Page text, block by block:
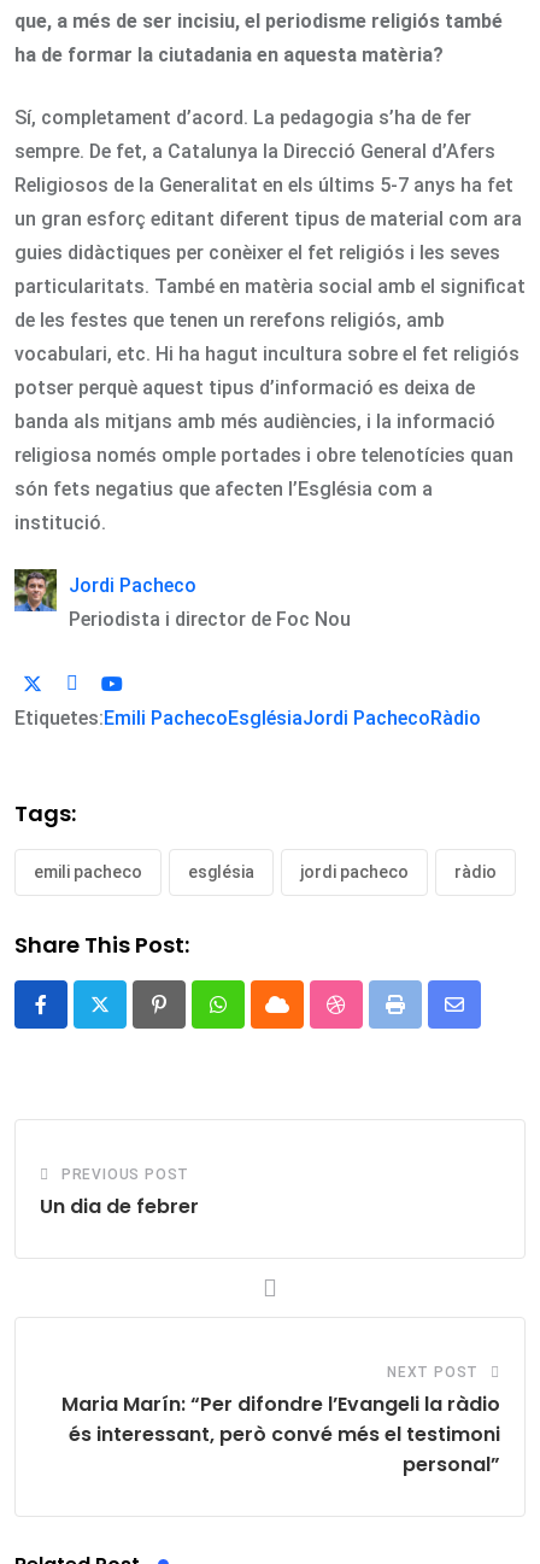
que, a més de ser incisiu, el periodisme religiós també
ha de formar la ciutadania en aquesta matèria?
Sí, completament d’acord. La pedagogia s’ha de fer
sempre. De fet, a Catalunya la Direcció General d’Afers
Religiosos de la Generalitat en els últims 5-7 anys ha fet
un gran esforç editant diferent tipus de material com ara
guies didàctiques per conèixer el fet religiós i les seves
particularitats. També en matèria social amb el significat
de les festes que tenen un rerefons religiós, amb
vocabulari, etc. Hi ha hagut incultura sobre el fet religiós
potser perquè aquest tipus d’informació es deixa de
banda als mitjans amb més audiències, i la informació
religiosa només omple portades i obre telenotícies quan
són fets negatius que afecten l’Església com a
institució.
Jordi Pacheco
Periodista i director de Foc Nou
Etiquetes:Emili PachecoEsglésiaJordi PachecoRàdio
Tags:
emili pacheco església jordi pacheco ràdio
Share This Post:
PinterestWhatsappCloud StumbleUpon
Print
Share
PREVIOUS POST
Un dia de febrer
NEXT POST
Maria Marín: “Per difondre l’Evangeli la ràdio
és interessant, però convé més el testimoni
personal”